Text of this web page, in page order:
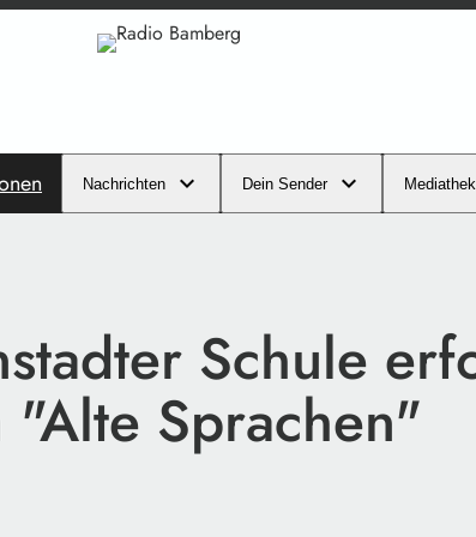
Nachrichten Dein Sender Mediathek
Schule
"Alte Sprachen"